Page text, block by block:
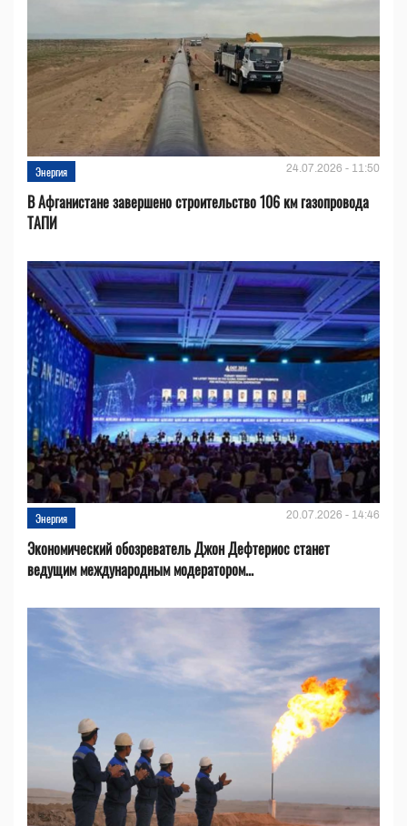
Энергия 24.07.2026 - 11:50
В Афганистане завершено строительство 106 км газопровода
ТАПИ
Энергия 20.07.2026 - 14:46
Экономический обозреватель Джон Дефтериос станет
ведущим международным модератором...